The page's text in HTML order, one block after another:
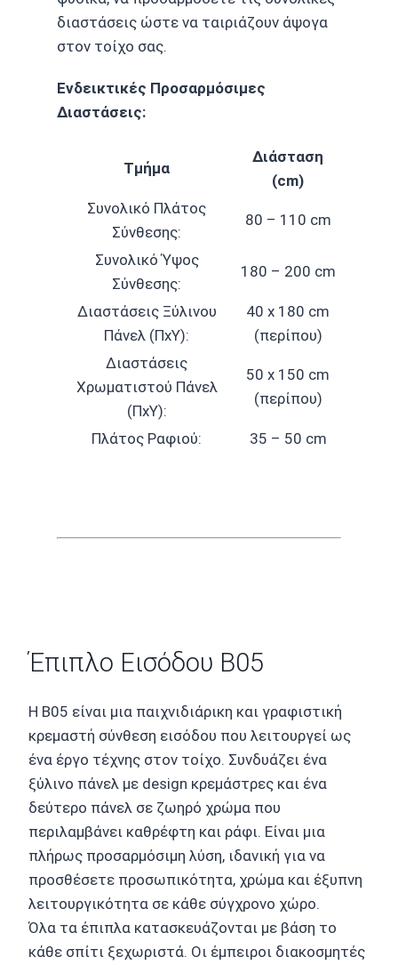
διαστάσεις ώστε να ταιριάζουν άψογα
στον τοίχο σας.
Ενδεικτικές Προσαρμόσιμες
Διαστάσεις:
Τμήμα
Διάσταση
(cm)
Συνολικό Πλάτος
Σύνθεσης:
80 – 110 cm
Συνολικό Ύψος
Σύνθεσης:
180 – 200 cm
Διαστάσεις Ξύλινου
Πάνελ (ΠxΥ):
40 x 180 cm
(περίπου)
Διαστάσεις
Χρωματιστού Πάνελ
(ΠxΥ):
50 x 150 cm
(περίπου)
Πλάτος Ραφιού: 35 – 50 cm
Έπιπλο Εισόδου B05
Η B05 είναι μια παιχνιδιάρικη και γραφιστική
κρεμαστή σύνθεση εισόδου που λειτουργεί ως
ένα έργο τέχνης στον τοίχο. Συνδυάζει ένα
ξύλινο πάνελ με design κρεμάστρες και ένα
δεύτερο πάνελ σε ζωηρό χρώμα που
περιλαμβάνει καθρέφτη και ράφι. Είναι μια
πλήρως προσαρμόσιμη λύση, ιδανική για να
προσθέσετε προσωπικότητα, χρώμα και έξυπνη
λειτουργικότητα σε κάθε σύγχρονο χώρο.
Όλα τα έπιπλα κατασκευάζονται με βάση το
κάθε σπίτι ξεχωριστά. Οι έμπειροι διακοσμητές